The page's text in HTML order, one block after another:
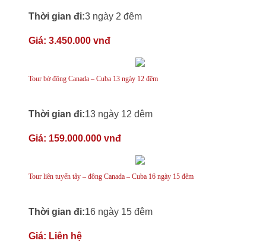
Thời gian đi:3 ngày 2 đêm
Giá: 3.450.000 vnđ
Tour bờ đông Canada – Cuba 13 ngày 12 đêm
Thời gian đi:13 ngày 12 đêm
Giá: 159.000.000 vnđ
Tour liên tuyến tây – đông Canada – Cuba 16 ngày 15 đêm
Thời gian đi:16 ngày 15 đêm
Giá: Liên hệ